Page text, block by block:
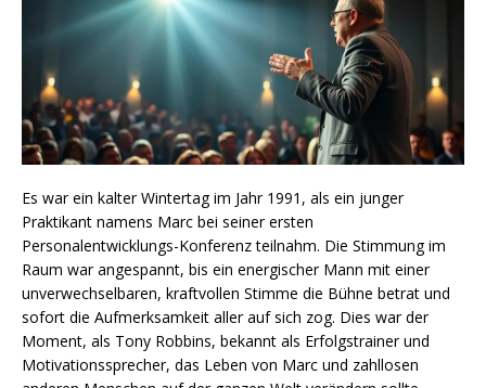
Es war ein kalter Wintertag im Jahr 1991, als ein junger
Praktikant namens Marc bei seiner ersten
Personalentwicklungs-Konferenz teilnahm. Die Stimmung im
Raum war angespannt, bis ein energischer Mann mit einer
unverwechselbaren, kraftvollen Stimme die Bühne betrat und
sofort die Aufmerksamkeit aller auf sich zog. Dies war der
Moment, als Tony Robbins, bekannt als Erfolgstrainer und
Motivationssprecher, das Leben von Marc und zahllosen